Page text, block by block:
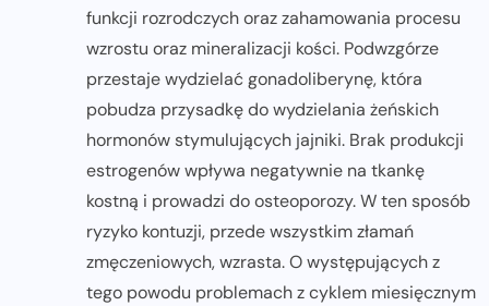
funkcji rozrodczych oraz zahamowania procesu
wzrostu oraz mineralizacji kości. Podwzgórze
przestaje wydzielać gonadoliberynę, która
pobudza przysadkę do wydzielania żeńskich
hormonów stymulujących jajniki. Brak produkcji
estrogenów wpływa negatywnie na tkankę
kostną i prowadzi do osteoporozy. W ten sposób
ryzyko kontuzji, przede wszystkim złamań
zmęczeniowych, wzrasta. O występujących z
tego powodu problemach z cyklem miesięcznym